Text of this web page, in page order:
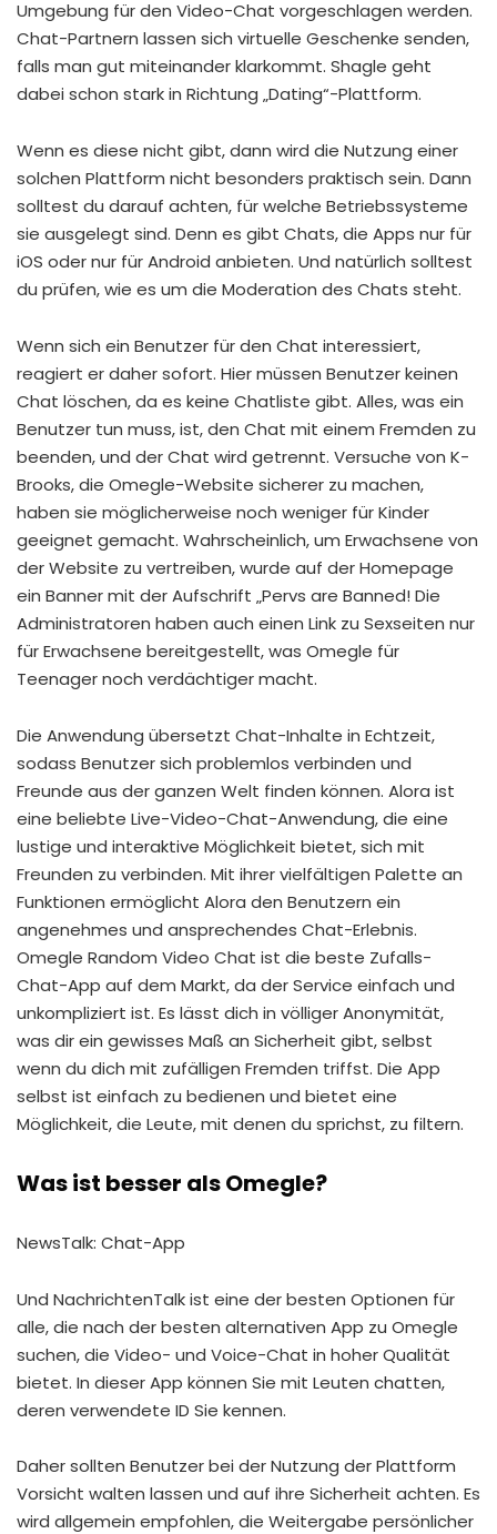
Umgebung für den Video-Chat vorgeschlagen werden.
Chat-Partnern lassen sich virtuelle Geschenke senden,
falls man gut miteinander klarkommt. Shagle geht
dabei schon stark in Richtung „Dating“-Plattform.
Wenn es diese nicht gibt, dann wird die Nutzung einer
solchen Plattform nicht besonders praktisch sein. Dann
solltest du darauf achten, für welche Betriebssysteme
sie ausgelegt sind. Denn es gibt Chats, die Apps nur für
iOS oder nur für Android anbieten. Und natürlich solltest
du prüfen, wie es um die Moderation des Chats steht.
Wenn sich ein Benutzer für den Chat interessiert,
reagiert er daher sofort. Hier müssen Benutzer keinen
Chat löschen, da es keine Chatliste gibt. Alles, was ein
Benutzer tun muss, ist, den Chat mit einem Fremden zu
beenden, und der Chat wird getrennt. Versuche von K-
Brooks, die Omegle-Website sicherer zu machen,
haben sie möglicherweise noch weniger für Kinder
geeignet gemacht. Wahrscheinlich, um Erwachsene von
der Website zu vertreiben, wurde auf der Homepage
ein Banner mit der Aufschrift „Pervs are Banned! Die
Administratoren haben auch einen Link zu Sexseiten nur
für Erwachsene bereitgestellt, was Omegle für
Teenager noch verdächtiger macht.
Die Anwendung übersetzt Chat-Inhalte in Echtzeit,
sodass Benutzer sich problemlos verbinden und
Freunde aus der ganzen Welt finden können. Alora ist
eine beliebte Live-Video-Chat-Anwendung, die eine
lustige und interaktive Möglichkeit bietet, sich mit
Freunden zu verbinden. Mit ihrer vielfältigen Palette an
Funktionen ermöglicht Alora den Benutzern ein
angenehmes und ansprechendes Chat-Erlebnis.
Omegle Random Video Chat ist die beste Zufalls-
Chat-App auf dem Markt, da der Service einfach und
unkompliziert ist. Es lässt dich in völliger Anonymität,
was dir ein gewisses Maß an Sicherheit gibt, selbst
wenn du dich mit zufälligen Fremden triffst. Die App
selbst ist einfach zu bedienen und bietet eine
Möglichkeit, die Leute, mit denen du sprichst, zu filtern.
Was ist besser als Omegle?
NewsTalk: Chat-App
Und NachrichtenTalk ist eine der besten Optionen für
alle, die nach der besten alternativen App zu Omegle
suchen, die Video- und Voice-Chat in hoher Qualität
bietet. In dieser App können Sie mit Leuten chatten,
deren verwendete ID Sie kennen.
Daher sollten Benutzer bei der Nutzung der Plattform
Vorsicht walten lassen und auf ihre Sicherheit achten. Es
wird allgemein empfohlen, die Weitergabe persönlicher